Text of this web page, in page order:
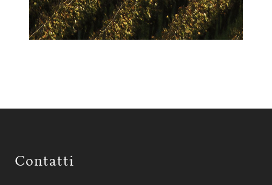
Contatti